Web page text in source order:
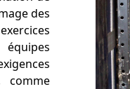
des
comme